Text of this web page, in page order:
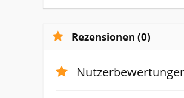
Rezensionen (0)